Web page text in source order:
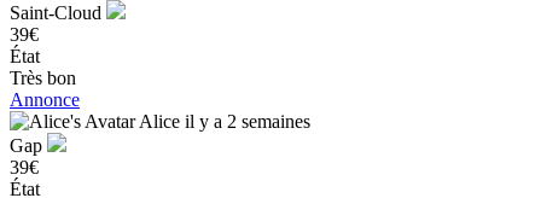
Saint-Cloud
39€
État
Très bon
Annonce
Alice il y a 2 semaines
Gap
39€
État